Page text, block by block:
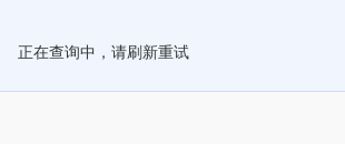
正在查询中，请刷新重试